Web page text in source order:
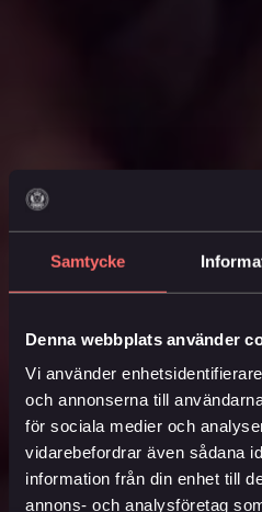
Samtycke
Denna webbplats använder
Vi använder
och annonserna till
för sociala medier och
vidarebefordrar även sådana
information från din enhet till
annons- och analysföretag